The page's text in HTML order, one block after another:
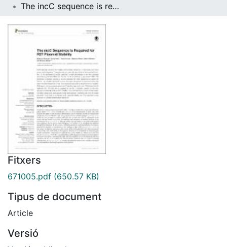
The incC sequence is required for R27 plasmid stability
Fitxers
671005.pdf (650.57 KB)
Tipus de document
Article
Versió